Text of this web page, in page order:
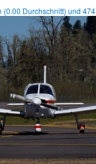
(0.00 Durchschnitt) und474